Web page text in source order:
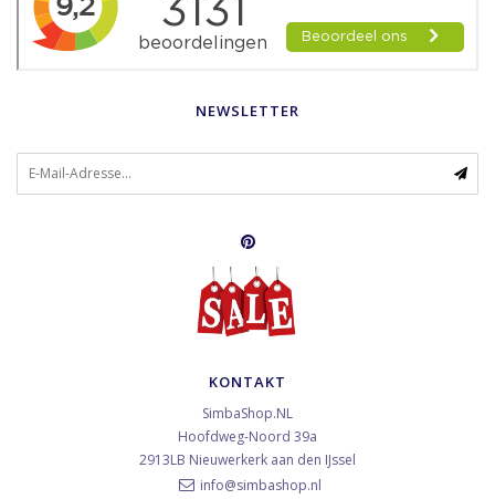
NEWSLETTER
KONTAKT
SimbaShop.NL
Hoofdweg-Noord 39a
2913LB Nieuwerkerk aan den IJssel
info@simbashop.nl